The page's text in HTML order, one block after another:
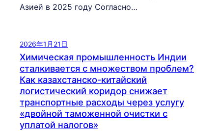
Азией в 2025 году Согласно…
2026年1月21日
Химическая промышленность Индии
сталкивается с множеством проблем?
Как казахстанско-китайский
логистический коридор снижает
транспортные расходы через услугу
«двойной таможенной очистки с
уплатой налогов»